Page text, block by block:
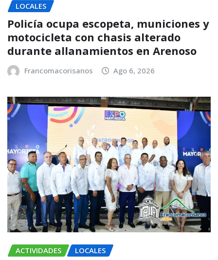
LOCALES
Policía ocupa escopeta, municiones y
motocicleta con chasis alterado
durante allanamientos en Arenoso
Francomacorisanos Ago 6, 2026
ACTIVIDADES LOCALES